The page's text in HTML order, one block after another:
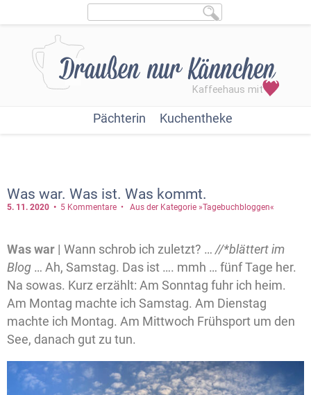
Pächterin Kuchentheke
Was war. Was ist. Was kommt.
5. 11. 2020 5 Kommentare Aus der Kategorie »Tagebuchbloggen«
Was war | Wann schrob ich zuletzt? … //*blättert im
Blog … Ah, Samstag. Das ist …. mmh … fünf Tage her.
Na sowas. Kurz erzählt: Am Sonntag fuhr ich heim.
Am Montag machte ich Samstag. Am Dienstag
machte ich Montag. Am Mittwoch Frühsport um den
See, danach gut zu tun.